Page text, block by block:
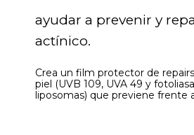
ayudar a prevenir y
actínico.
Crea un film protector de
piel (UVB 109, UVA 49 y
liposomas) que previene frente